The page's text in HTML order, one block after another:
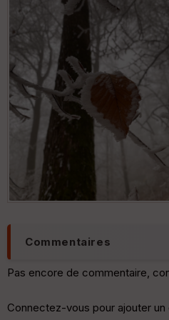
Commentaires
Pas encore de commentaire,
Connectez-vous pour ajouter